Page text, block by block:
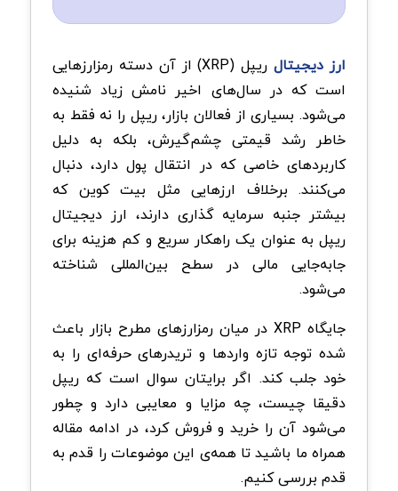
ارز دیجیتالریپل (XRP) از آن دسته رمزارزهایی
است که در سال‌های اخیر نامش زیاد شنیده
می‌شود. بسیاری از فعالان بازار، ریپل را نه فقط به‌
خاطر رشد قیمتی چشم‌گیرش، بلکه به دلیل
کاربردهای خاصی که در انتقال پول دارد، دنبال
می‌کنند. برخلاف ارزهایی مثل بیت کوین که
بیشتر جنبه سرمایه گذاری دارند، ارز دیجیتال
ریپل به‌ عنوان یک راهکار سریع و کم هزینه برای
جابه‌جایی مالی در سطح بین‌المللی شناخته
می‌شود.
جایگاه XRP در میان رمزارزهای مطرح بازار باعث
شده توجه تازه‌ واردها و تریدرهای حرفه‌ای را به
خود جلب کند. اگر برایتان سوال است که ریپل
دقیقا چیست، چه مزایا و معایبی دارد و چطور
می‌شود آن را خرید و فروش کرد، در ادامه مقاله
همراه ما باشید تا همه‌ی این موضوعات را قدم به
قدم بررسی کنیم.